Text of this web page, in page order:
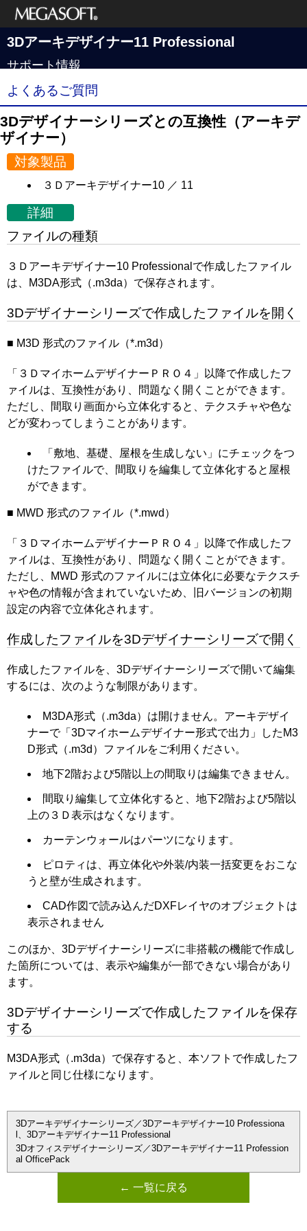
メガソフト株式
会社
3Dアーキデザイナー11 Professional
サポート情報
よくあるご質問
3Dデザイナーシリーズとの互換性（アーキデ
ザイナー）
対象製品
３Ｄアーキデザイナー10 ／ 11
詳細
ファイルの種類
３Ｄアーキデザイナー10 Professionalで作成したファイル
は、M3DA形式（.m3da）で保存されます。
3Dデザイナーシリーズで作成したファイルを開く
■ M3D 形式のファイル（*.m3d）
「３ＤマイホームデザイナーＰＲＯ４」以降で作成したフ
ァイルは、互換性があり、問題なく開くことができます。
ただし、間取り画面から立体化すると、テクスチャや色な
どが変わってしまうことがあります。
「敷地、基礎、屋根を生成しない」にチェックをつ
けたファイルで、間取りを編集して立体化すると屋根
ができます。
■ MWD 形式のファイル（*.mwd）
「３ＤマイホームデザイナーＰＲＯ４」以降で作成したフ
ァイルは、互換性があり、問題なく開くことができます。
ただし、MWD 形式のファイルには立体化に必要なテクスチ
ャや色の情報が含まれていないため、旧バージョンの初期
設定の内容で立体化されます。
作成したファイルを3Dデザイナーシリーズで開く
作成したファイルを、3Dデザイナーシリーズで開いて編集
するには、次のような制限があります。
M3DA形式（.m3da）は開けません。アーキデザイ
ナーで「3Dマイホームデザイナー形式で出力」したM3
D形式（.m3d）ファイルをご利用ください。
地下2階および5階以上の間取りは編集できません。
間取り編集して立体化すると、地下2階および5階以
上の３Ｄ表示はなくなります。
カーテンウォールはパーツになります。
ピロティは、再立体化や外装/内装一括変更をおこな
うと壁が生成されます。
CAD作図で読み込んだDXFレイヤのオブジェクトは
表示されません
このほか、3Dデザイナーシリーズに非搭載の機能で作成し
た箇所については、表示や編集が一部できない場合があり
ます。
3Dデザイナーシリーズで作成したファイルを保存
する
M3DA形式（.m3da）で保存すると、本ソフトで作成したフ
ァイルと同じ仕様になります。
3Dアーキデザイナーシリーズ／3Dアーキデザイナー10 Professiona
l、3Dアーキデザイナー11 Professional
3Dオフィスデザイナーシリーズ／3Dアーキデザイナー11 Profession
al OfficePack
← 一覧に戻る